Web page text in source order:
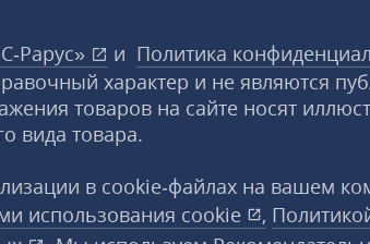
и Политика
характер и не являются
товаров на сайте носят
вида товара.
в cookie‑файлах на вашем
использования cookie ,